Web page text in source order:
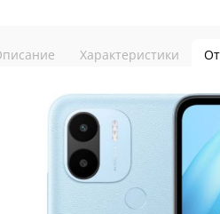
Характеристики